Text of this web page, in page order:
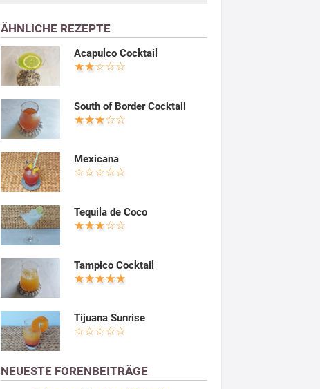
ÄHNLICHE REZEPTE
Acapulco Cocktail
South of Border Cocktail
Mexicana
Tequila de Coco
Tampico Cocktail
Tijuana Sunrise
NEUESTE FORENBEITRÄGE